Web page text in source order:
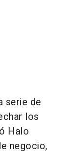
serie de
los
Halo
negocio,